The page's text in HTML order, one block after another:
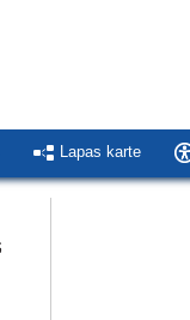
Lapas karte